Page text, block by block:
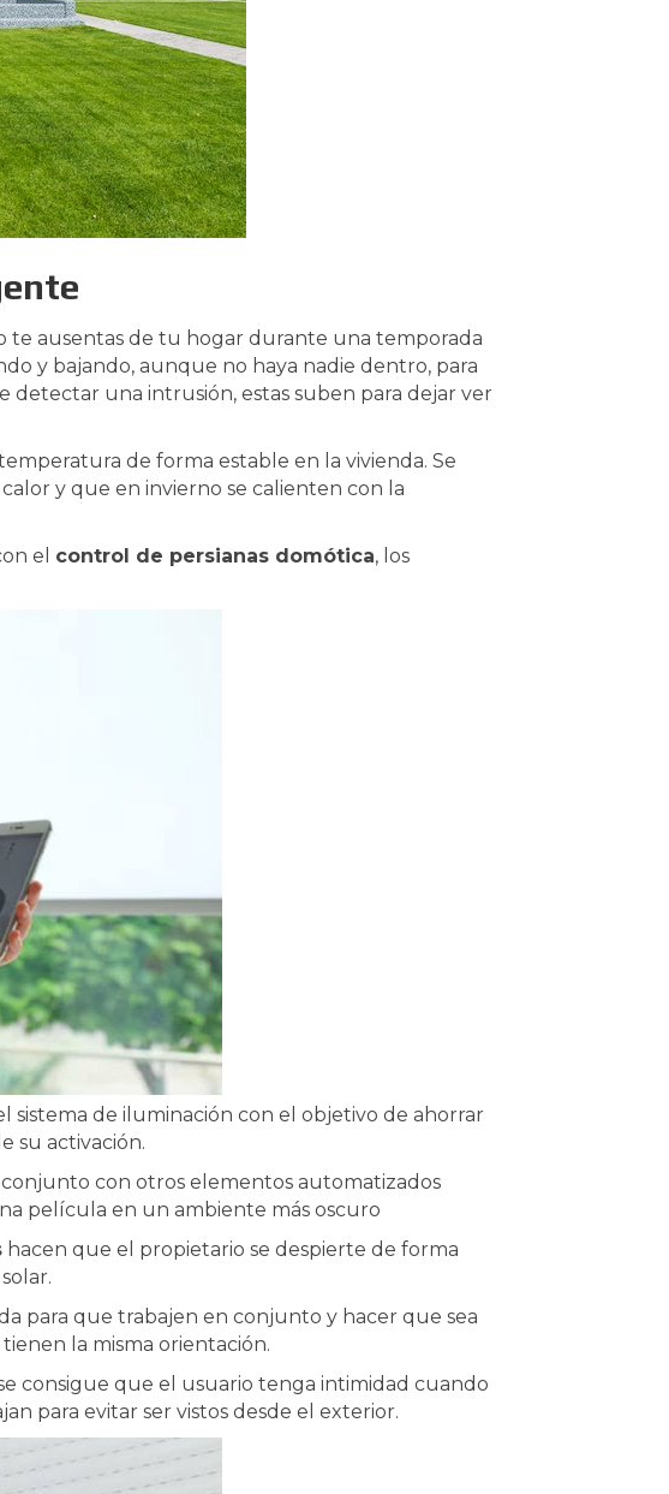
te ausentas de tu hogar durante una temporada
y bajando, aunque no haya nadie dentro, para
detectar una intrusión, estas suben para dejar ver
de forma estable en la vivienda. Se
y que en invierno se calienten con la
el control de persianas domótica, los
sistema de iluminación con el objetivo de ahorrar
su activación.
con otros elementos automatizados
película en un ambiente más oscuro
hacen que el propietario se despierte de forma
para que trabajen en conjunto y hacer que sea
la misma orientación.
consigue que el usuario tenga intimidad cuando
para evitar ser vistos desde el exterior.